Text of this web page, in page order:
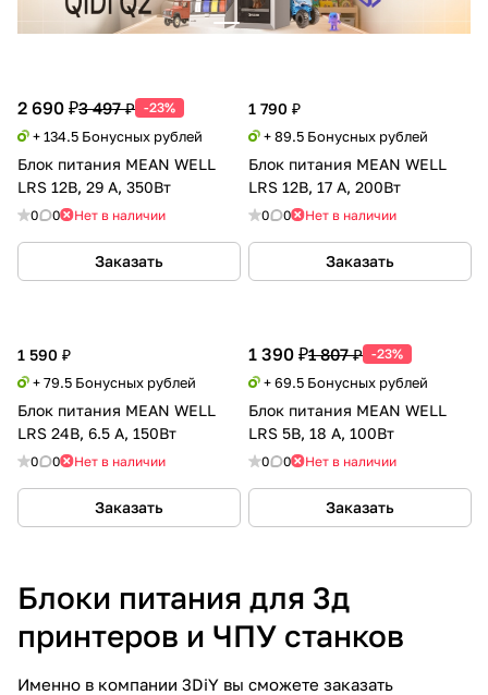
2 690 ₽3 497 ₽ -23%
+ 134.5 Бонусных рублей
Блок питания MEAN WELL
LRS 12В, 29 А, 350Вт
0 0 Нет в наличии
Заказать
1 790 ₽
+ 89.5 Бонусных рублей
Блок питания MEAN WELL
LRS 12В, 17 А, 200Вт
0 0 Нет в наличии
Заказать
1 590 ₽
+ 79.5 Бонусных рублей
Блок питания MEAN WELL
LRS 24В, 6.5 А, 150Вт
0 0 Нет в наличии
Заказать
1 390 ₽1 807 ₽ -23%
+ 69.5 Бонусных рублей
Блок питания MEAN WELL
LRS 5В, 18 А, 100Вт
0 0 Нет в наличии
Заказать
Блоки питания для 3д
принтеров и ЧПУ станков
Именно в компании 3DiY вы сможете заказать